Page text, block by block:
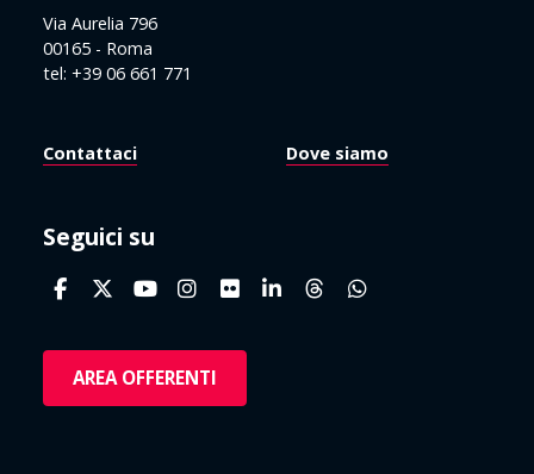
Via Aurelia 796
00165 - Roma
tel: +39 06 661 771
Contattaci Dove siamo
Seguici su
AREA OFFERENTI